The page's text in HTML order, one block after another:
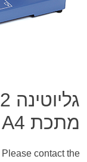
מתכת A4
contact the